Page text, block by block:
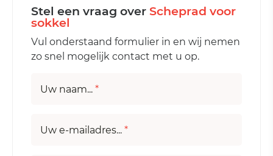
Stel een vraag over Scheprad voor
sokkel
Vul onderstaand formulier in en wij nemen
zo snel mogelijk contact met u op.
Uw naam... *
Uw e-mailadres... *